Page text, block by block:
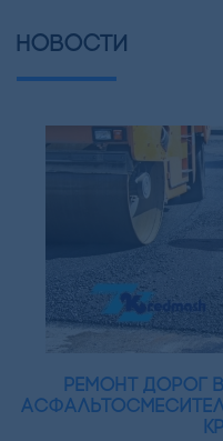
НОВОСТИ
Ремонт дорог